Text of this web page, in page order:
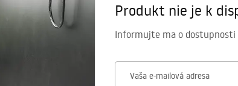
Produkt nie je k
Informujte ma o dostupnosti
Vaša e-mailová adresa